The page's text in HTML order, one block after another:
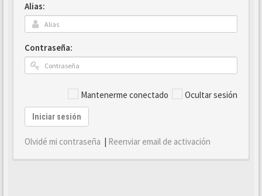
Alias:
Contraseña:
Mantenerme conectado Ocultar sesión
Iniciar sesión
Olvidé mi contraseña | Reenviar email de activación